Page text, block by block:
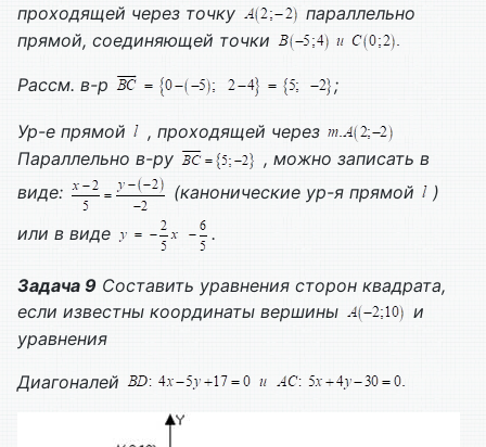
проходящей через точку
параллельно
прямой, соединяющей точки
Рассм. в-р ;
Ур-е прямой
, проходящей через
Параллельно в-ру
, можно записать в
виде:
(канонические ур-я прямой
)
или в виде
.
Задача 9 Составить уравнения сторон квадрата,
если известны координаты вершины
и
уравнения
Диагоналей